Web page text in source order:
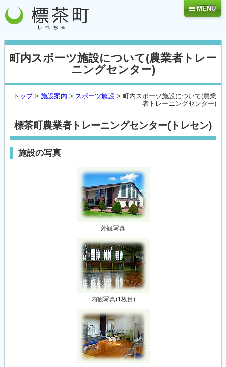
MENU
町内スポーツ施設について(農業者トレー
ニングセンター)
トップ> 施設案内 > スポーツ施設 > 町内スポーツ施設について(農業
者トレーニングセンター)
標茶町農業者トレーニングセンター(トレセン)
施設の写真
外観写真
内観写真(1枚目)